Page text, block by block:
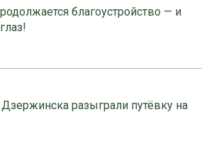
благоустройство — и
разыграли путёвку на